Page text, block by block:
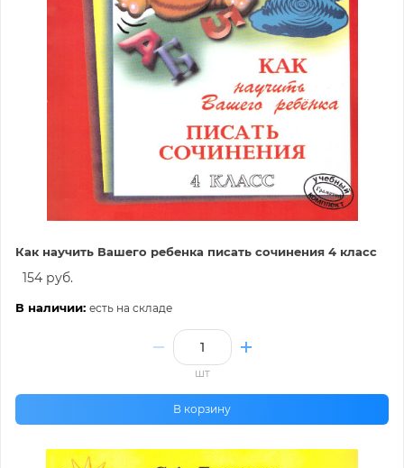
Как научить Вашего ребенка писать сочинения 4 класс
154 руб.
В наличии: есть на складе
шт
В корзину